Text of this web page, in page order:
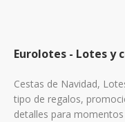
Eurolotes - Lotes y
Cestas de Navidad,
tipo de regalos,
detalles para momentos